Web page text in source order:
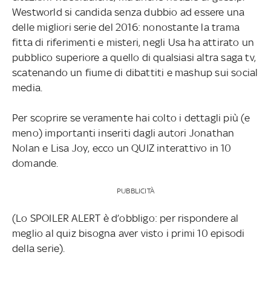
Westworld si candida senza dubbio ad essere una
delle migliori serie del 2016: nonostante la trama
fitta di riferimenti e misteri, negli Usa ha attirato un
pubblico superiore a quello di qualsiasi altra saga tv,
scatenando un fiume di dibattiti e mashup sui social
media.
Per scoprire se veramente hai colto i dettagli più (e
meno) importanti inseriti dagli autori Jonathan
Nolan e Lisa Joy, ecco un QUIZ interattivo in 10
domande.
PUBBLICITÀ
(Lo SPOILER ALERT è d’obbligo: per rispondere al
meglio al quiz bisogna aver visto i primi 10 episodi
della serie).